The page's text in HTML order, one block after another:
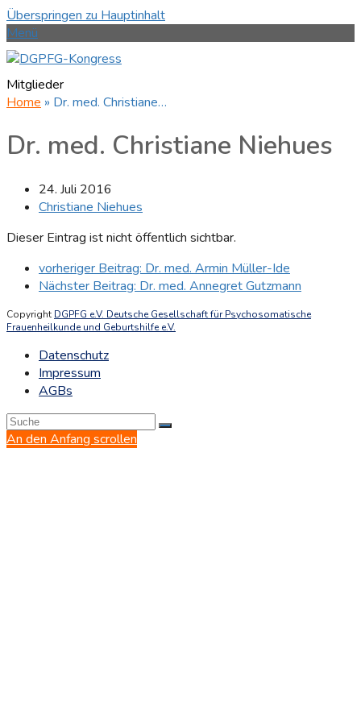
Überspringen zu Hauptinhalt
Menü
Mitglieder
Home » Dr. med. Christiane…
Dr. med. Christiane Niehues
24. Juli 2016
Christiane Niehues
Dieser Eintrag ist nicht öffentlich sichtbar.
vorheriger Beitrag: Dr. med. Armin Müller-Ide
Nächster Beitrag: Dr. med. Annegret Gutzmann
Copyright DGPFG e.V. Deutsche Gesellschaft für Psychosomatische
Frauenheilkunde und Geburtshilfe e.V.
Datenschutz
Impressum
AGBs
An den Anfang scrollen